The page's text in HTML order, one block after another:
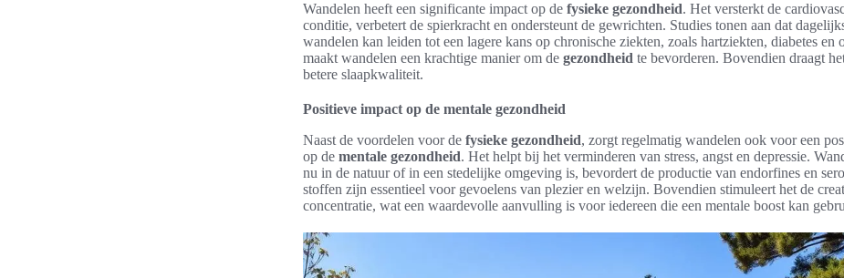
Wandelen heeft een significante impact op de fysieke gezondheid. Het versterkt de
conditie, verbetert de spierkracht en ondersteunt de gewrichten. Studies tonen aan dat
wandelen kan leiden tot een lagere kans op chronische ziekten, zoals hartziekten, diabetes en
maakt wandelen een krachtige manier om de gezondheid te bevorderen. Bovendien draagt
betere slaapkwaliteit.
Positieve impact op de mentale gezondheid
Naast de voordelen voor de fysieke gezondheid, zorgt regelmatig wandelen ook voor een
op de mentale gezondheid. Het helpt bij het verminderen van stress, angst en depressie.
nu in de natuur of in een stedelijke omgeving is, bevordert de productie van endorfines en
stoffen zijn essentieel voor gevoelens van plezier en welzijn. Bovendien stimuleert het de
concentratie, wat een waardevolle aanvulling is voor iedereen die een mentale boost kan